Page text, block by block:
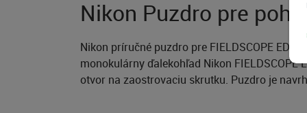
Nikon Puzdro pre
Nikon príručné puzdro pre FIELDSCOPE
monokulárny ďalekohľad Nikon
otvor na zaostrovaciu skrutku. Puzdro je